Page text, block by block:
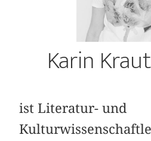
Karin
ist Literatur- und